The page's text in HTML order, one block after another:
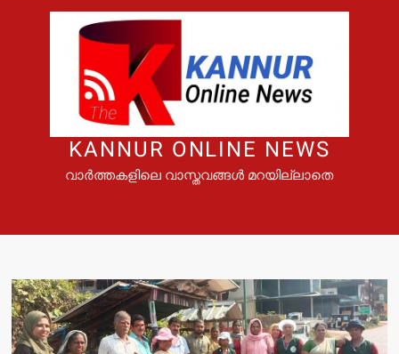
KANNUR ONLINE NEWS
വാർത്തകളിലെ വാസ്തവങ്ങൾ മറയില്ലാതെ